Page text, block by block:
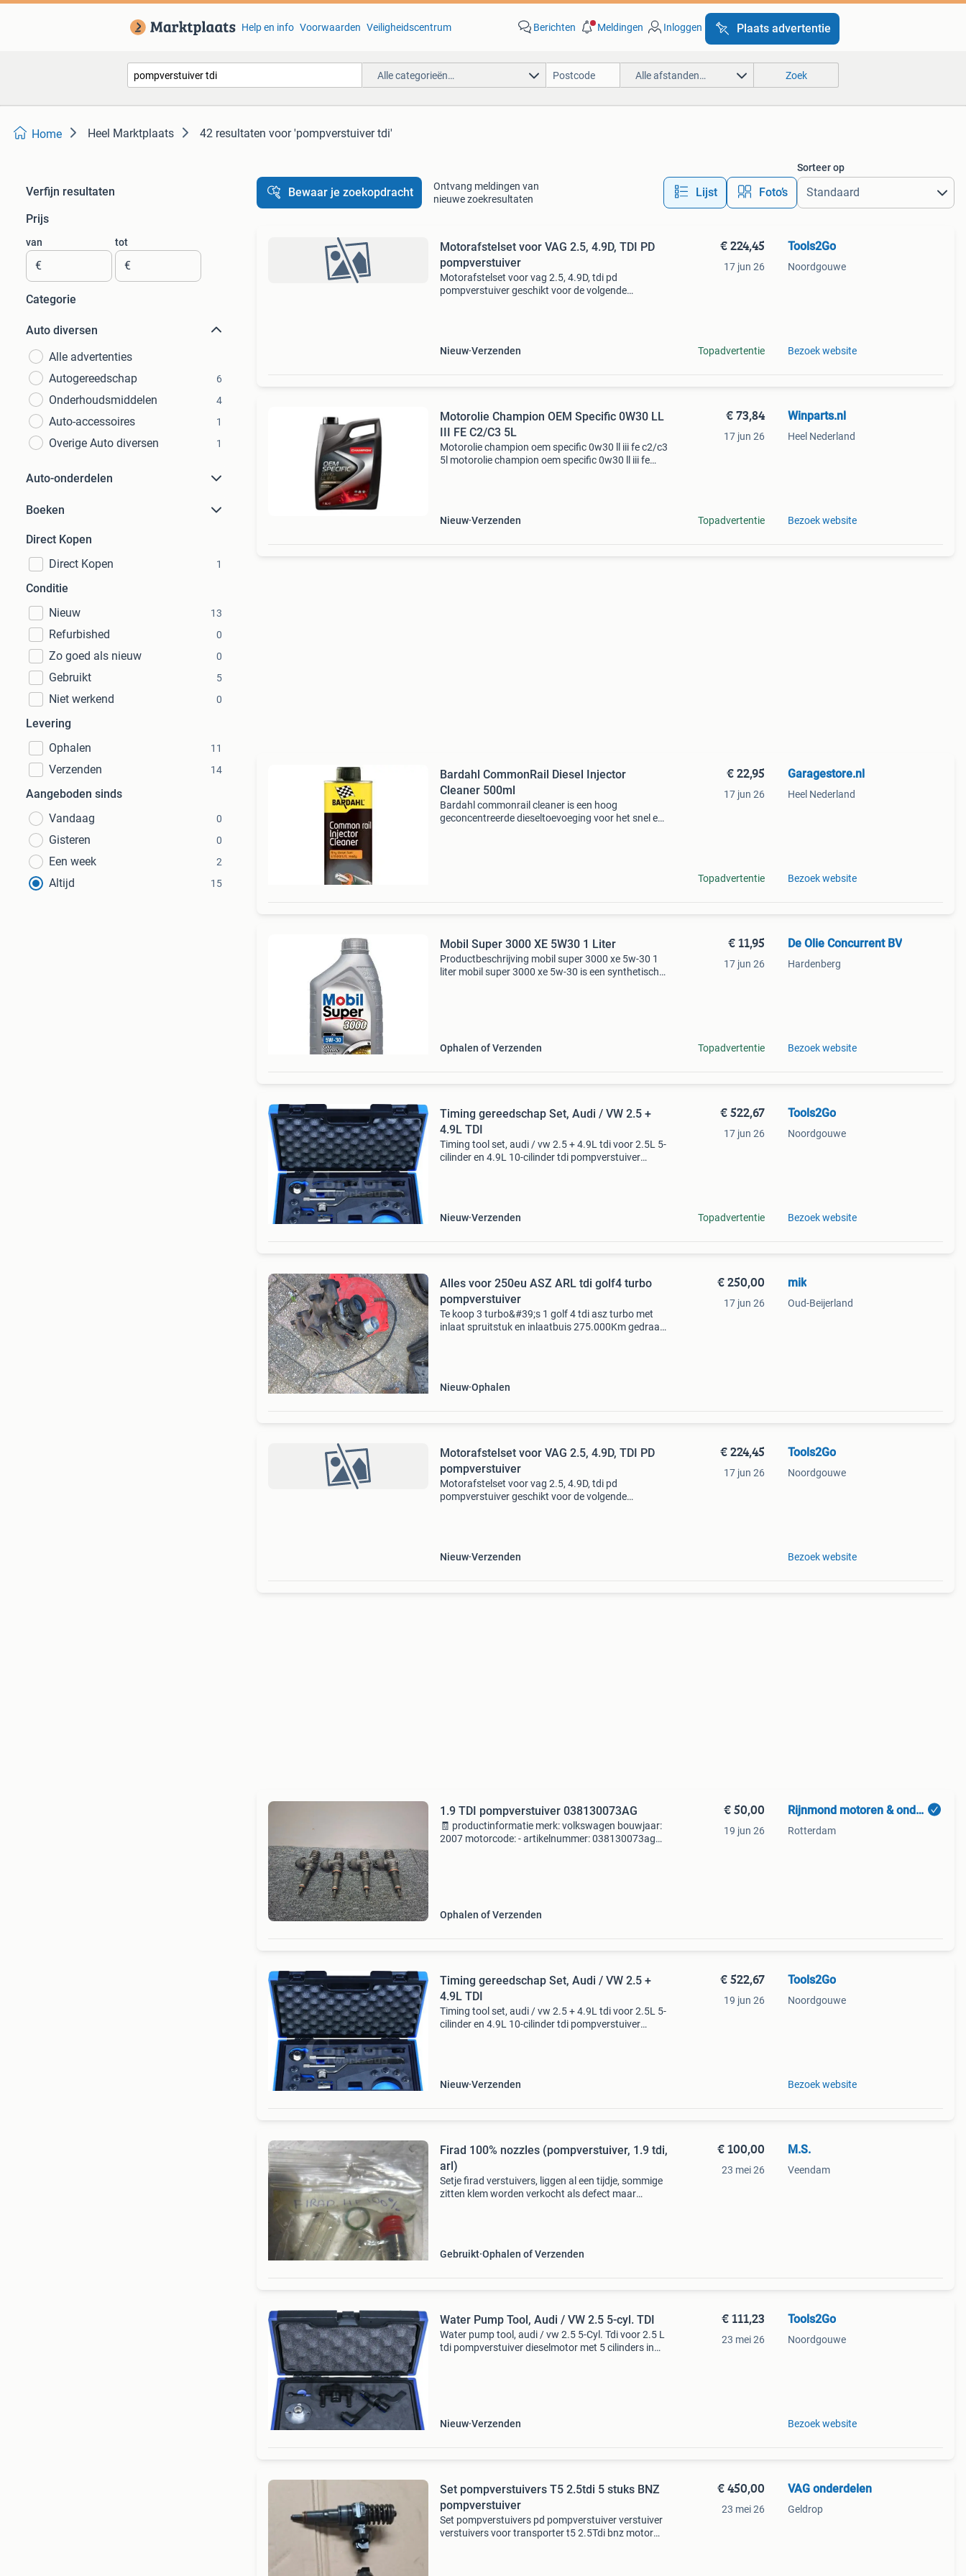
Help en info Voorwaarden Veiligheidscentrum Berichten Meldingen Inloggen Plaats advertentie
Alle categorieën… Alle afstanden… Zoek
Home Heel Marktplaats 42 resultaten voor 'pompverstuiver tdi'
Verfijn resultaten
Prijs
van
€
tot
€
Categorie
Auto diversen
Alle advertenties
Autogereedschap
6
Onderhoudsmiddelen 4
Auto-accessoires 1
Overige Auto diversen 1
Auto-onderdelen
Boeken
Direct Kopen
Direct Kopen
1
Conditie
Nieuw
13
Refurbished 0
Zo goed als nieuw 0
Gebruikt 5
Niet werkend 0
Levering
Ophalen
11
Verzenden 14
Aangeboden sinds
Vandaag
0
Gisteren 0
Een week 2
Altijd 15
Bewaar je zoekopdracht
Ontvang meldingen van
nieuwe zoekresultaten
Lijst Foto’s
Sorteer op
Motorafstelset voor VAG 2.5, 4.9D, TDI PD
pompverstuiver
Motorafstelset voor vag 2.5, 4.9D, tdi pd
pompverstuiver geschikt voor de volgende
Nieuw Verzenden
€ 224,45
17 jun 26
Topadvertentie
Tools2Go
Noordgouwe
Bezoek website
Motorolie Champion OEM Specific 0W30 LL
III FE C2/C3 5L
Motorolie champion oem specific 0w30 ll iii fe c2/c3
5l motorolie champion oem specific 0w30 ll iii fe
Nieuw Verzenden
€ 73,84
17 jun 26
Topadvertentie
Winparts.nl
Heel Nederland
Bezoek website
Bardahl CommonRail Diesel Injector
Cleaner 500ml
Bardahl commonrail cleaner is een hoog
geconcentreerde dieseltoevoeging voor het snel en
€ 22,95
17 jun 26
Topadvertentie
Garagestore.nl
Heel Nederland
Bezoek website
Mobil Super 3000 XE 5W30 1 Liter
Productbeschrijving mobil super 3000 xe 5w-30 1
liter mobil super 3000 xe 5w-30 is een synthetische
Ophalen of Verzenden
€ 11,95
17 jun 26
Topadvertentie
De Olie Concurrent BV
Hardenberg
Bezoek website
Timing gereedschap Set, Audi / VW 2.5 +
4.9L TDI
Timing tool set, audi / vw 2.5 + 4.9L tdi voor 2.5L 5-
cilinder en 4.9L 10-cilinder tdi pompverstuiver
Nieuw Verzenden
€ 522,67
17 jun 26
Topadvertentie
Tools2Go
Noordgouwe
Bezoek website
Alles voor 250eu ASZ ARL tdi golf4 turbo
pompverstuiver
Te koop 3 turbo&#39;s 1 golf 4 tdi asz turbo met
inlaat spruitstuk en inlaatbuis 275.000Km gedraaid
Nieuw Ophalen
€ 250,00
17 jun 26
mik
Oud-Beijerland
Motorafstelset voor VAG 2.5, 4.9D, TDI PD
pompverstuiver
Motorafstelset voor vag 2.5, 4.9D, tdi pd
pompverstuiver geschikt voor de volgende
Nieuw Verzenden
€ 224,45
17 jun 26
Tools2Go
Noordgouwe
Bezoek website
1.9 TDI pompverstuiver 038130073AG
🧾 productinformatie merk: volkswagen bouwjaar:
2007 motorcode: - artikelnummer: 038130073ag
Ophalen of Verzenden
€ 50,00
19 jun 26
Rijnmond motoren & onderdelen
Rotterdam
Timing gereedschap Set, Audi / VW 2.5 +
4.9L TDI
Timing tool set, audi / vw 2.5 + 4.9L tdi voor 2.5L 5-
cilinder en 4.9L 10-cilinder tdi pompverstuiver
Nieuw Verzenden
€ 522,67
19 jun 26
Tools2Go
Noordgouwe
Bezoek website
Firad 100% nozzles (pompverstuiver, 1.9 tdi,
arl)
Setje firad verstuivers, liggen al een tijdje, sommige
zitten klem worden verkocht als defect maar
Gebruikt Ophalen of Verzenden
€ 100,00
23 mei 26
M.S.
Veendam
Water Pump Tool, Audi / VW 2.5 5-cyl. TDI
Water pump tool, audi / vw 2.5 5-Cyl. Tdi voor 2.5 L
tdi pompverstuiver dieselmotor met 5 cilinders in
Nieuw Verzenden
€ 111,23
23 mei 26
Tools2Go
Noordgouwe
Bezoek website
Set pompverstuivers T5 2.5tdi 5 stuks BNZ
pompverstuiver
Set pompverstuivers pd pompverstuiver verstuiver
verstuivers voor transporter t5 2.5Tdi bnz motor
€ 450,00
23 mei 26
VAG onderdelen
Geldrop